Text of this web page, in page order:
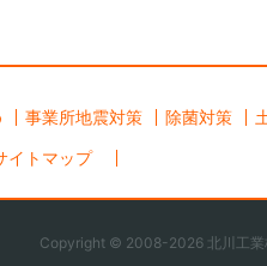
事業所地震対策 除菌対策
イトマップ
Copyright © 2008-2026 北川工業